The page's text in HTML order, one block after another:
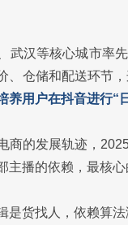
武汉等核心城市率
、仓储和配送环节
养用户在抖音进行“
商的发展轨迹，
主播的依赖，最核
是货找人，依赖算